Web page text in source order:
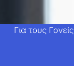
Για τους Γονείς